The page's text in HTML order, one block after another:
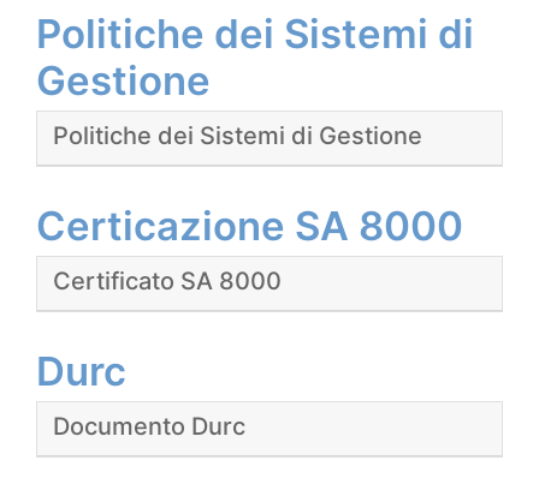
Politiche dei Sistemi di
Gestione
Politiche dei Sistemi di Gestione
Certicazione SA 8000
Certificato SA 8000
Durc
Documento Durc